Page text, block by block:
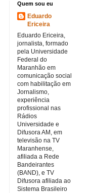
Quem sou eu
Eduardo
Ericeira
Eduardo Ericeira,
jornalista, formado
pela Universidade
Federal do
Maranhão em
comunicação social
com habilitação em
Jornalismo,
experiência
profissional nas
Rádios
Universidade e
Difusora AM, em
televisão na TV
Maranhense,
afiliada a Rede
Bandeirantes
(BAND), e TV
Difusora afiliada ao
Sistema Brasileiro